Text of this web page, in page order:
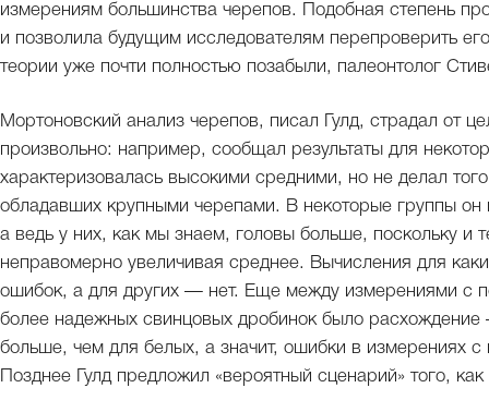
измерениям большинства черепов. Подобная степень
и позволила будущим исследователям перепроверить
теории уже почти полностью позабыли, палеонтолог
Мортоновский анализ черепов, писал Гулд, страдал от
произвольно: например, сообщал результаты для
характеризовалась высокими средними, но не делал
обладавших крупными черепами. В некоторые группы
а ведь у них, как мы знаем, головы больше, поскольку
неправомерно увеличивая среднее. Вычисления для
ошибок, а для других — нет. Еще между измерениями
более надежных свинцовых дробинок было
больше, чем для белых, а значит, ошибки в измерениях
Позднее Гулд предложил «вероятный сценарий» того,